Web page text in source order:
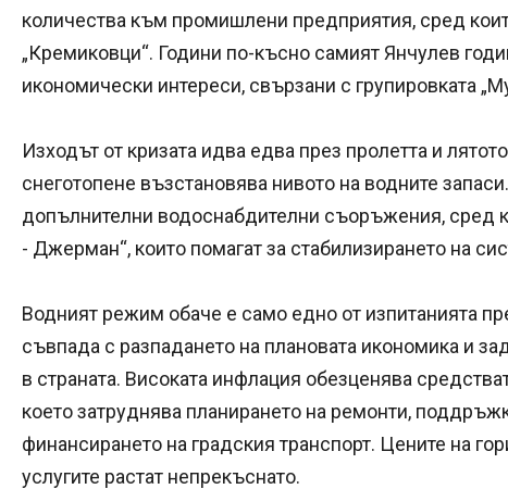
количества към промишлени предприятия, сред
„Кремиковци“. Години по-късно самият Янчулев
икономически интереси, свързани с групировката
Изходът от кризата идва едва през пролетта и
снеготопене възстановява нивото на водните
допълнителни водоснабдителни съоръжения, сред
- Джерман“, които помагат за стабилизирането на
Водният режим обаче е само едно от изпитанията
съвпада с разпадането на плановата икономика и
в страната. Високата инфлация обезценява
което затруднява планирането на ремонти,
финансирането на градския транспорт. Цените на
услугите растат непрекъснато.